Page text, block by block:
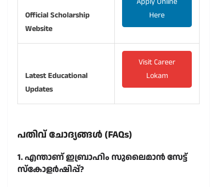
Official Scholarship
Website
Here
Latest Educational
Updates
Visit Career
Lokam
പതിവ് ചോദ്യങ്ങൾ (FAQs)
1. എന്താണ് ഇബ്രാഹിം സുലൈമാൻ സേട്ട്
സ്കോളർഷിപ്പ്?